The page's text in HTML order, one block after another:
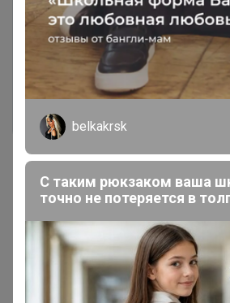
Чтобы ответить или
необходимо
Это займет меньше
Войти
Как здесь все устроено?
Как сделать заказ?
belkakrsk
С таким рюкзаком ваша
точно не потеряется в